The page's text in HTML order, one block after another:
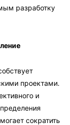
разработку
проектами.
и
сократить